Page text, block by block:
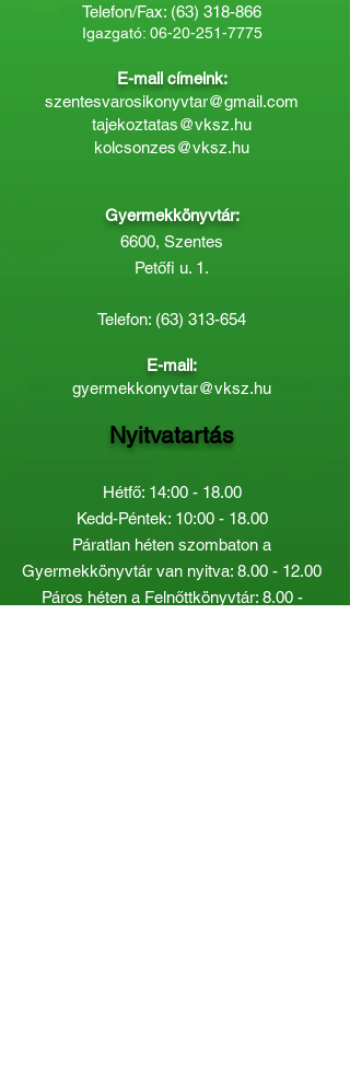
Telefon/Fax: (63) 318-866
Igazgató: 06-20-251-7775
E-mail címeink:
szentesvarosikonyvtar@gmail.com
tajekoztatas@vksz.hu
kolcsonzes@vksz.hu
Gyermekkönyvtár:
6600, Szentes
Petőfi u. 1.
Telefon: (63) 313-654
E-mail:
gyermekkonyvtar@vksz.hu
Nyitvatartás
Hétfő: 14:00 - 18.00
Kedd-Péntek: 10:00 - 18.00
Páratlan héten szombaton a
Gyermekkönyvtár van nyitva: 8.00 - 12.00
Páros héten a Felnőttkönyvtár: 8.00 -